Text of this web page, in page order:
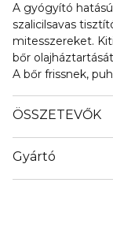
A gyógyító
szalicilsavas
mitesszereket.
bőr
A bőr frissnek,
ÖSSZETEVŐK
Gyártó